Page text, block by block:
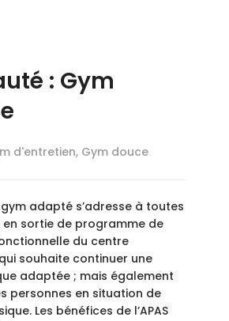
: Gym
d'entretien, Gym douce
adapté s’adresse à toutes
en sortie de programme de
du centre
souhaite continuer une
adaptée ; mais également
personnes en situation de
Les bénéfices de l’APAS